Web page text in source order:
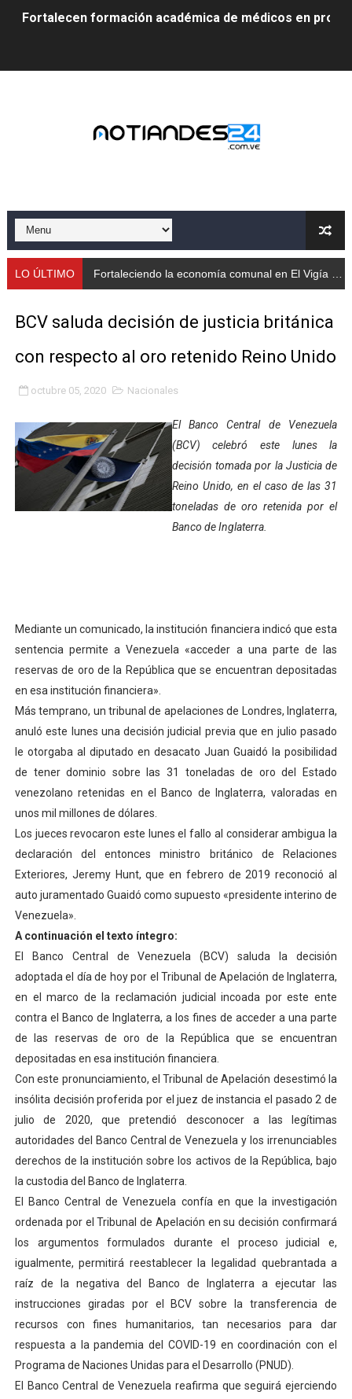
Fortalecen formación académica de médicos en
Fundecem inició con éxito el taller vacacional de
Iniciación al yoga reúne a diversos clubes deportivos
Mincomunas impulsa el autogobierno en Mérida con
Gobernación de Mérida realizó jornada socialista en
Inicia el Plan Cultura Vacacional 2026 en el estado
Merideños disfrutarán del Plan Agosto Escuelas
Recreación y formación fortalecen la integración
Club "Rápidos de Zea" brilló en el Primer Festival de
Arrancó Plan Vacacional Comunitario Venezuela
Plan Vacacional Venezuela Renace 2026 arrancó con
Venezuela Renace 2026 lleva sonrisas y prevención a
Mérida impulsa el mapa de conocimientos con
Complejo Educativo Talento Deportivo lanza Plan
Arnaldo Sánchez reinaugura Parque Recreacional
Corposalud inició talleres para aspirantes al curso de
LO ÚLTIMO Fortaleciendo la economía comunal en El Vigía con microcréditos a emprendedores y productores
BCV saluda decisión de justicia británica
con respecto al oro retenido Reino Unido
octubre 05, 2020 Nacionales
El Banco Central de Venezuela
(BCV) celebró este lunes la
decisión tomada por la Justicia de
Reino Unido, en el caso de las 31
toneladas de oro retenida por el
Banco de Inglaterra.
Mediante un comunicado, la institución financiera indicó que esta
sentencia permite a Venezuela «acceder a una parte de las
reservas de oro de la República que se encuentran depositadas
en esa institución financiera».
Más temprano, un tribunal de apelaciones de Londres, Inglaterra,
anuló este lunes una decisión judicial previa que en julio pasado
le otorgaba al diputado en desacato Juan Guaidó la posibilidad
de tener dominio sobre las 31 toneladas de oro del Estado
venezolano retenidas en el Banco de Inglaterra, valoradas en
unos mil millones de dólares.
Los jueces revocaron este lunes el fallo al considerar ambigua la
declaración del entonces ministro británico de Relaciones
Exteriores, Jeremy Hunt, que en febrero de 2019 reconoció al
auto juramentado Guaidó como supuesto «presidente interino de
Venezuela».
A continuación el texto íntegro:
El Banco Central de Venezuela (BCV) saluda la decisión
adoptada el día de hoy por el Tribunal de Apelación de Inglaterra,
en el marco de la reclamación judicial incoada por este ente
contra el Banco de Inglaterra, a los fines de acceder a una parte
de las reservas de oro de la República que se encuentran
depositadas en esa institución financiera.
Con este pronunciamiento, el Tribunal de Apelación desestimó la
insólita decisión proferida por el juez de instancia el pasado 2 de
julio de 2020, que pretendió desconocer a las legítimas
autoridades del Banco Central de Venezuela y los irrenunciables
derechos de la institución sobre los activos de la República, bajo
la custodia del Banco de Inglaterra.
El Banco Central de Venezuela confía en que la investigación
ordenada por el Tribunal de Apelación en su decisión confirmará
los argumentos formulados durante el proceso judicial e,
igualmente, permitirá reestablecer la legalidad quebrantada a
raíz de la negativa del Banco de Inglaterra a ejecutar las
instrucciones giradas por el BCV sobre la transferencia de
recursos con fines humanitarios, tan necesarios para dar
respuesta a la pandemia del COVID-19 en coordinación con el
Programa de Naciones Unidas para el Desarrollo (PNUD).
El Banco Central de Venezuela reafirma que seguirá ejerciendo